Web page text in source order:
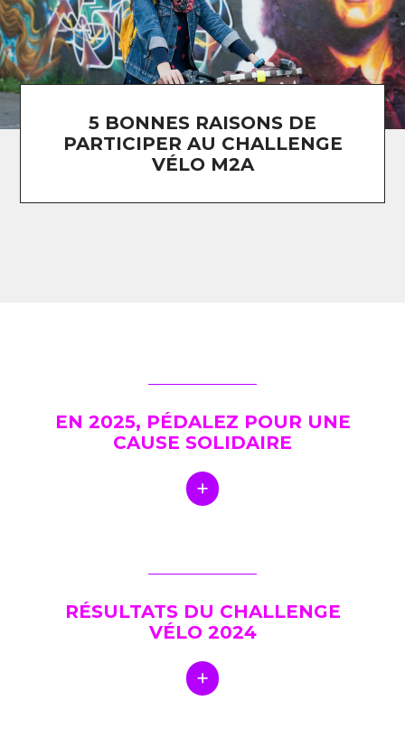
5 BONNES RAISONS DE
PARTICIPER AU CHALLENGE
VÉLO M2A
EN 2025, PÉDALEZ POUR UNE
CAUSE SOLIDAIRE
RÉSULTATS DU CHALLENGE
VÉLO 2024